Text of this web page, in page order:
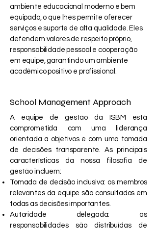
ambiente educacional moderno e bem
equipado, o que lhes permite oferecer
serviços e suporte de alta qualidade. Eles
defendem valores de respeito próprio,
responsabilidade pessoal e cooperação
em equipe, garantindo um ambiente
acadêmico positivo e profissional.
School Management Approach
A equipe de gestão da ISBM está
comprometida com uma liderança
orientada a objetivos e com uma tomada
de decisões transparente. As principais
características da nossa filosofia de
gestão incluem:
Tomada de decisão inclusiva: os membros
relevantes da equipe são consultados em
todas as decisões importantes.
Autoridade delegada: as
responsabilidades são distribuídas de